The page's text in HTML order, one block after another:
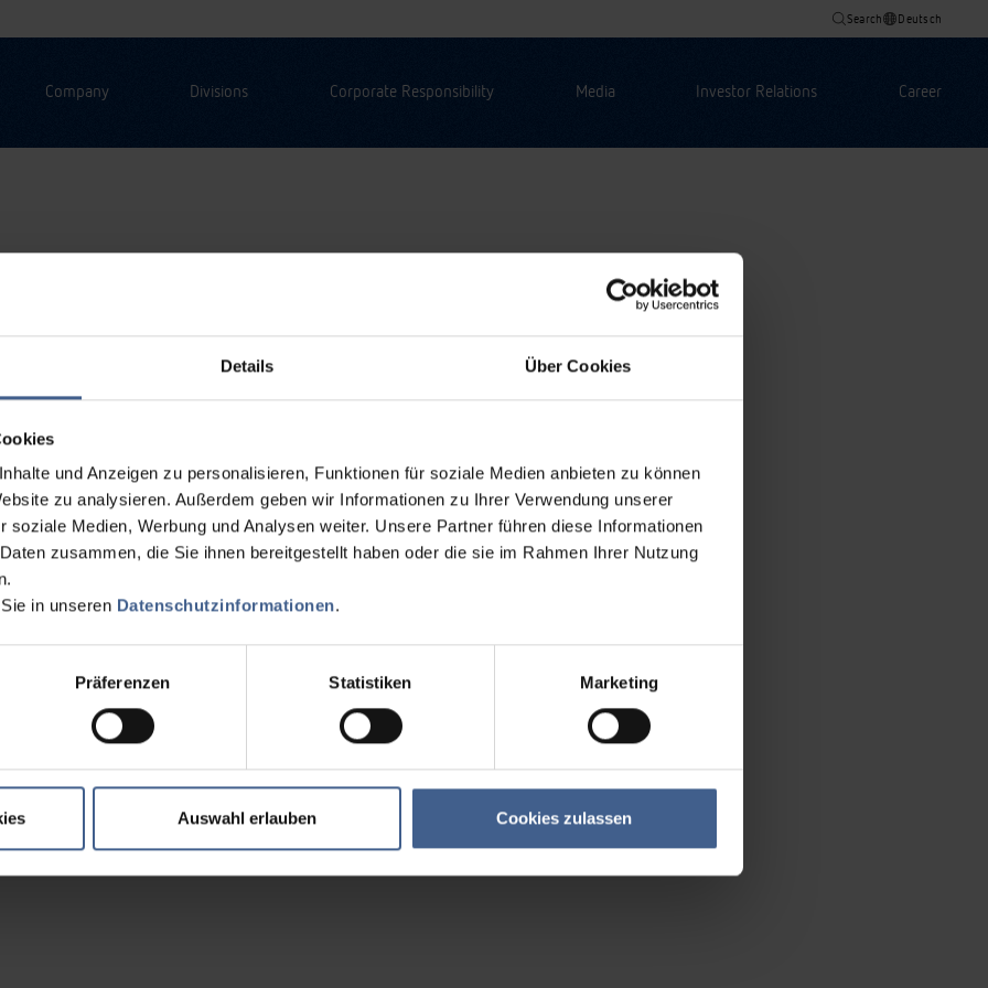
Details Über Cookies
und Anzeigen zu personalisieren, Funktionen für soziale Medien anbieten zu können
zu analysieren. Außerdem geben wir Informationen zu Ihrer Verwendung unserer
soziale Medien, Werbung und Analysen weiter. Unsere Partner führen diese Informationen
zusammen, die Sie ihnen bereitgestellt haben oder die sie im Rahmen Ihrer Nutzung
in unseren Datenschutzinformationen.
Präferenzen Statistiken Marketing
Auswahl erlauben Cookies zulassen
Search Deutsch
Company Divisions Corporate Responsibility Media Investor Relations Career